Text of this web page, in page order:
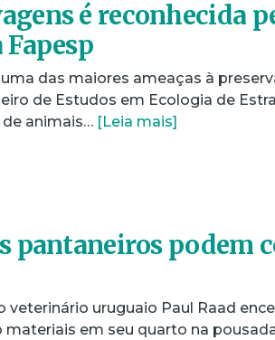
é reconhecida
Fapesp
das maiores ameaças à
de Estudos em Ecologia de
animais… [Leia mais]
pantaneiros podem
veterinário uruguaio Paul Raad
em seu quarto na